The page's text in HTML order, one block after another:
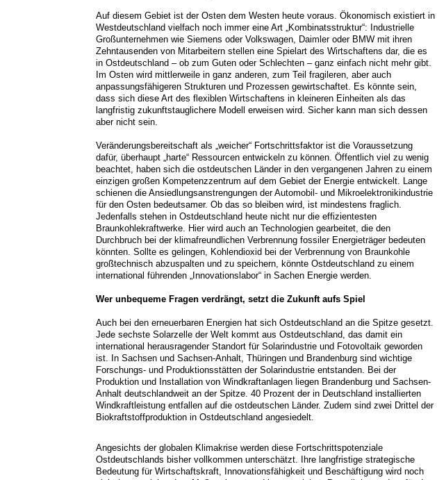
Auf diesem Gebiet ist der Osten dem Westen heute voraus. Ökonomisch existiert in
Westdeutschland vielfach noch immer eine Art „Kombinatsstruktur“: Industrielle
Großunternehmen wie Siemens oder Volkswagen, Daimler oder BMW mit ihren
Zehntausenden von Mitarbeitern stellen eine Spielart des Wirtschaftens dar, die es
in Ostdeutschland – ob zum Guten oder Schlechten – ganz einfach nicht mehr gibt.
Im Osten wird mittlerweile in ganz anderen, zum Teil fragileren, aber auch
anpassungsfähigeren Strukturen und Prozessen gewirtschaftet. Es könnte sein,
dass sich diese Art des flexiblen Wirtschaftens in kleineren Einheiten als das
langfristig zukunftstauglichere Modell erweisen wird. Sicher kann man sich dessen
aber nicht sein.
Veränderungsbereitschaft als „weicher“ Fortschrittsfaktor ist die Voraussetzung
dafür, überhaupt „harte“ Ressourcen entwickeln zu können. Öffentlich viel zu wenig
beachtet, haben sich die ostdeutschen Länder in den vergangenen Jahren zu einem
einzigen großen Kompetenzzentrum auf dem Gebiet der Energie entwickelt. Lange
schienen die Ansiedlungsanstrengungen der Automobil- und Mikroelektronikindustrie
für den Osten bedeutsamer. Ob das so bleiben wird, ist mindestens fraglich.
Jedenfalls stehen in Ostdeutschland heute nicht nur die effizientesten
Braunkohlekraftwerke. Hier wird auch an Technologien gearbeitet, die den
Durchbruch bei der klimafreundlichen Verbrennung fossiler Energieträger bedeuten
könnten. Sollte es gelingen, Kohlendioxid bei der Verbrennung von Braunkohle
großtechnisch abzuspalten und zu speichern, könnte Ostdeutschland zu einem
international führenden „Innovationslabor“ in Sachen Energie werden.
Wer unbequeme Fragen verdrängt, setzt die Zukunft aufs Spiel
Auch bei den erneuerbaren Energien hat sich Ostdeutschland an die Spitze gesetzt.
Jede sechste Solarzelle der Welt kommt aus Ostdeutschland, das damit ein
international herausragender Standort für Solarindustrie und Fotovoltaik geworden
ist. In Sachsen und Sachsen-Anhalt, Thüringen und Brandenburg sind wichtige
Forschungs- und Produktionsstätten der Solarindustrie entstanden. Bei der
Produktion und Installation von Windkraftanlagen liegen Brandenburg und Sachsen-
Anhalt deutschlandweit an der Spitze. 40 Prozent der in Deutschland installierten
Windkraftleistung entfallen auf die ostdeutschen Länder. Zudem sind zwei Drittel der
Biokraftstoffproduktion in Ostdeutschland angesiedelt.
Angesichts der globalen Klimakrise werden diese Fortschrittspotenziale
Ostdeutschlands bisher vollkommen unterschätzt. Ihre langfristige strategische
Bedeutung für Wirtschaftskraft, Innovationsfähigkeit und Beschäftigung wird noch